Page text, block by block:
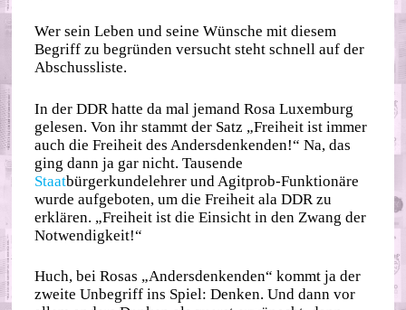
Wer sein Leben und seine Wünsche mit diesem
Begriff zu begründen versucht steht schnell auf der
Abschussliste.
In der DDR hatte da mal jemand Rosa Luxemburg
gelesen. Von ihr stammt der Satz „Freiheit ist immer
auch die Freiheit des Andersdenkenden!“ Na, das
ging dann ja gar nicht. Tausende
Staatbürgerkundelehrer und Agitprob-Funktionäre
wurde aufgeboten, um die Freiheit ala DDR zu
erklären. „Freiheit ist die Einsicht in den Zwang der
Notwendigkeit!“
Huch, bei Rosas „Andersdenkenden“ kommt ja der
zweite Unbegriff ins Spiel: Denken. Und dann vor